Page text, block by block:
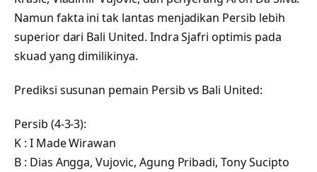
Namun fakta ini tak lantas menjadikan Persib lebih
superior dari Bali United. Indra Sjafri optimis pada
skuad yang dimilikinya.
Prediksi susunan pemain Persib vs Bali United:
Persib (4-3-3):
K : I Made Wirawan
B : Dias Angga, Vujovic, Agung Pribadi, Tony Sucipto